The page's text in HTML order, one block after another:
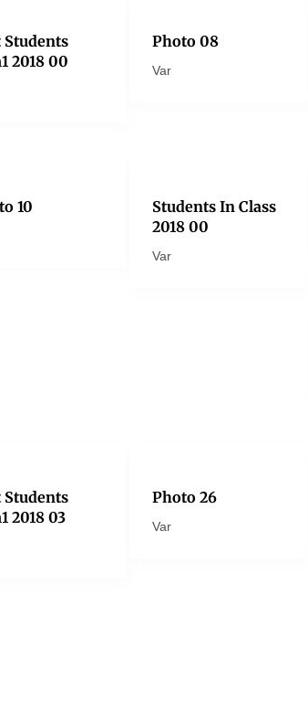
Students
2018 00
Photo 08
Var
10
Students In Class
2018 00
Var
Students
2018 03
Photo 26
Var